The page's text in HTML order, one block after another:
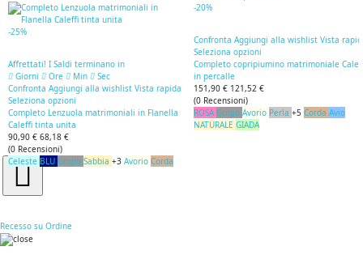
-25%
Affrettati! I Saldi terminano in
Giorni
Ore Min
Sec
Confronta Aggiungi alla wishlist Vista rapida
Seleziona opzioni
Completo Lenzuola matrimoniali in Flanella
Caleffi tinta unita
90,90 € 68,18 €
(0 Recensioni)
Celeste BLU Grigio Sabbia +3 Avorio Corda
-20%
Confronta Aggiungi alla wishlist Vista
Seleziona opzioni
Completo copripiumino matrimoniale
in percalle
151,90 € 121,52 €
(0 Recensioni)
ROSA Grigio Avorio Perla +5 Corda Avio
NATURALE GIADA
Recesso su Ordine